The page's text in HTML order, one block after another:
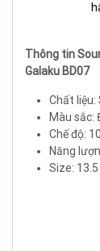
Thông tin
Galaku BD07
Chất liệu:
Màu sắc:
Chế độ:
Năng
Size: